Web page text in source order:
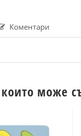
Коментари
може